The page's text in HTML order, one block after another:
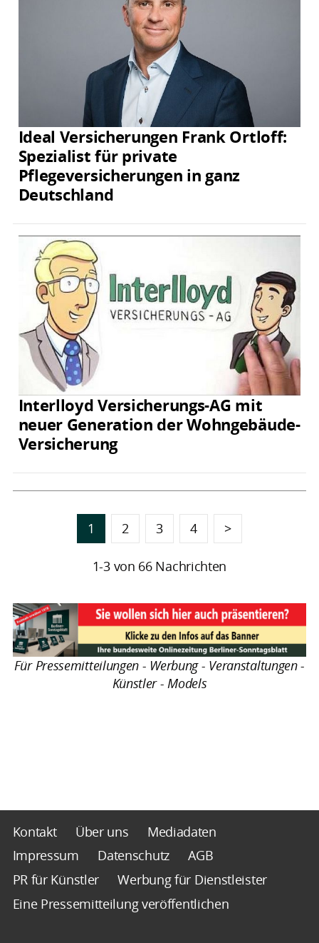
Ideal Versicherungen Frank Ortloff:
Spezialist für private
Pflegeversicherungen in ganz
Deutschland
Interlloyd Versicherungs-AG mit
neuer Generation der Wohngebäude-
Versicherung
1 2 3 4 >
1-3 von 66 Nachrichten
Für Pressemitteilungen - Werbung - Veranstaltungen -
Künstler - Models
Kontakt Über uns
Mediadaten
Impressum
Datenschutz
AGB
PR für Künstler
Werbung für Dienstleister
Eine Pressemitteilung veröffentlichen